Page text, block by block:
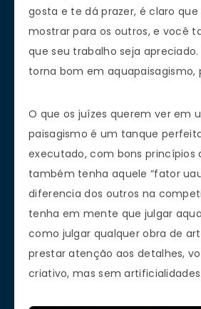
gosta e te dá prazer, é claro
mostrar para os outros, e você
que seu trabalho seja
torna bom em aquapaisagismo,
O que os juízes querem ver em
paisagismo é um tanque
executado, com bons princípios
também tenha aquele “fator
diferencia dos outros na
tenha em mente que julgar
como julgar qualquer obra de
prestar atenção aos detalhes,
criativo, mas sem artificialidades.